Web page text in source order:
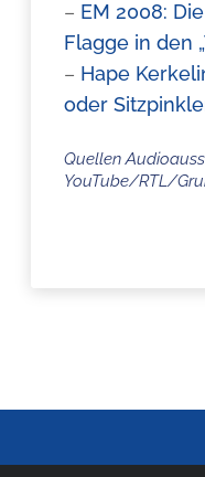
– EM 2008:
Flagge in den
– Hape
oder
Quellen
YouTube/RTL/